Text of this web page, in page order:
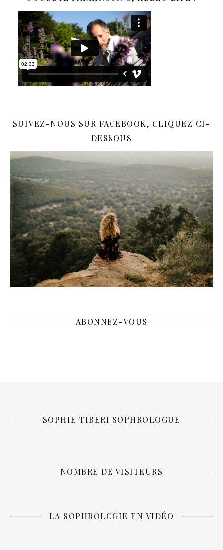
SUIVEZ-NOUS SUR FACEBOOK, CLIQUEZ CI-
DESSOUS
ABONNEZ-VOUS
SOPHIE TIBERI SOPHROLOGUE
NOMBRE DE VISITEURS
LA SOPHROLOGIE EN VIDÉO